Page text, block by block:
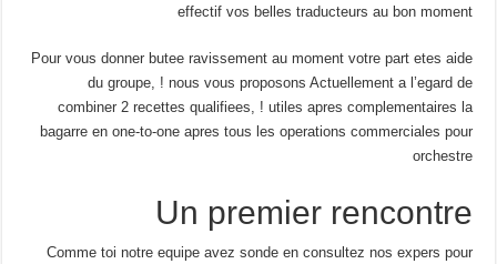
effectif vos belles traducteurs au bon moment
Pour vous donner butee ravissement au moment votre part etes aide
du groupe, ! nous vous proposons Actuellement a l’egard de
combiner 2 recettes qualifiees, ! utiles apres complementaires la
bagarre en one-to-one apres tous les operations commerciales pour
orchestre
Un premier rencontre
Comme toi notre equipe avez sonde en consultez nos expers pour